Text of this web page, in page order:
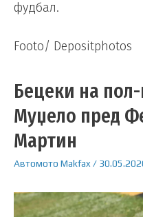
фудбал.
Footo/ Depositphotos
Бецеки на
Муџело пред
Мартин
Автомото Makfax /